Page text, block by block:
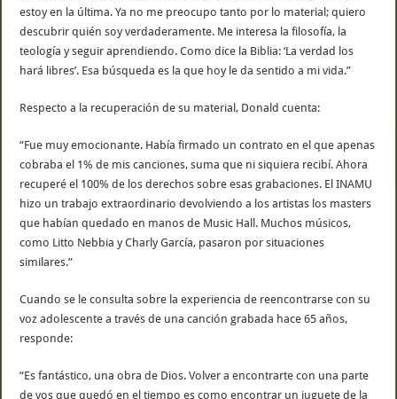
estoy en la última. Ya no me preocupo tanto por lo material; quiero
descubrir quién soy verdaderamente. Me interesa la filosofía, la
teología y seguir aprendiendo. Como dice la Biblia: ‘La verdad los
hará libres’. Esa búsqueda es la que hoy le da sentido a mi vida.”
Respecto a la recuperación de su material, Donald cuenta:
“Fue muy emocionante. Había firmado un contrato en el que apenas
cobraba el 1% de mis canciones, suma que ni siquiera recibí. Ahora
recuperé el 100% de los derechos sobre esas grabaciones. El INAMU
hizo un trabajo extraordinario devolviendo a los artistas los masters
que habían quedado en manos de Music Hall. Muchos músicos,
como Litto Nebbia y Charly García, pasaron por situaciones
similares.”
Cuando se le consulta sobre la experiencia de reencontrarse con su
voz adolescente a través de una canción grabada hace 65 años,
responde:
“Es fantástico, una obra de Dios. Volver a encontrarte con una parte
de vos que quedó en el tiempo es como encontrar un juguete de la